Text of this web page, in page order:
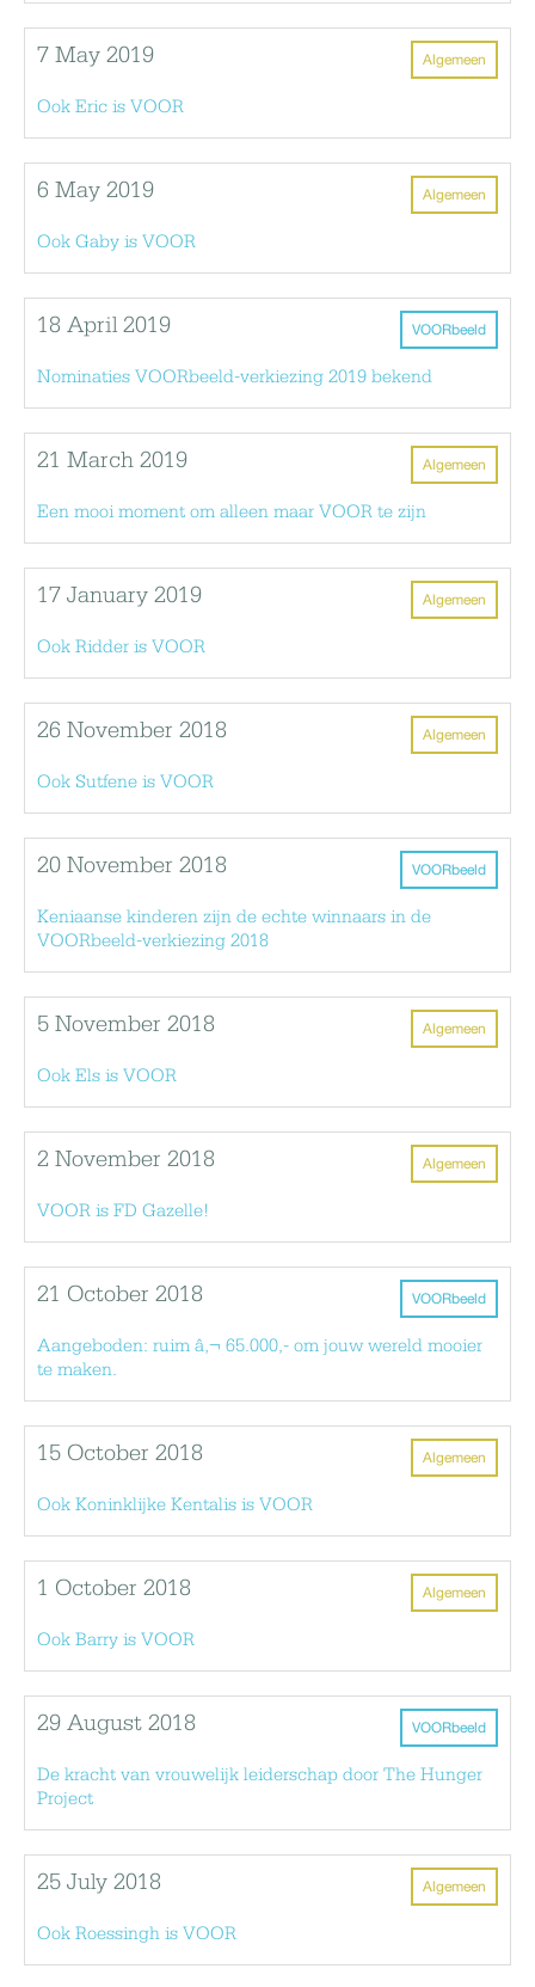
Algemeen
7 May 2019
Ook Eric is VOOR
Algemeen
6 May 2019
Ook Gaby is VOOR
VOORbeeld
18 April 2019
Nominaties VOORbeeld-verkiezing 2019 bekend
Algemeen
21 March 2019
Een mooi moment om alleen maar VOOR te zijn
Algemeen
17 January 2019
Ook Ridder is VOOR
Algemeen
26 November 2018
Ook Sutfene is VOOR
VOORbeeld
20 November 2018
Keniaanse kinderen zijn de echte winnaars in de
VOORbeeld-verkiezing 2018
Algemeen
5 November 2018
Ook Els is VOOR
Algemeen
2 November 2018
VOOR is FD Gazelle!
VOORbeeld
21 October 2018
Aangeboden: ruim â‚¬ 65.000,- om jouw wereld mooier
te maken.
Algemeen
15 October 2018
Ook Koninklijke Kentalis is VOOR
Algemeen
1 October 2018
Ook Barry is VOOR
VOORbeeld
29 August 2018
De kracht van vrouwelijk leiderschap door The Hunger
Project
Algemeen
25 July 2018
Ook Roessingh is VOOR